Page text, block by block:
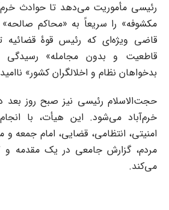
رئیسی مأموریت می‌دهد تا حوادث
مکشوفه» را سریعاً به «محاکم
قاضی ویژه‌ای که رئیس قوۀ قضائیه
قاطعیت و بدون مجامله» رسیدگی
بدخواهان نظام و اخلالگران کشور»
حجت‌الاسلام رئیسی نیز صبح روز
خرم‌آباد می‌شود. این هیأت، با
امنیتی، انتظامی، قضایی، امام جمعه و
می‌کند.